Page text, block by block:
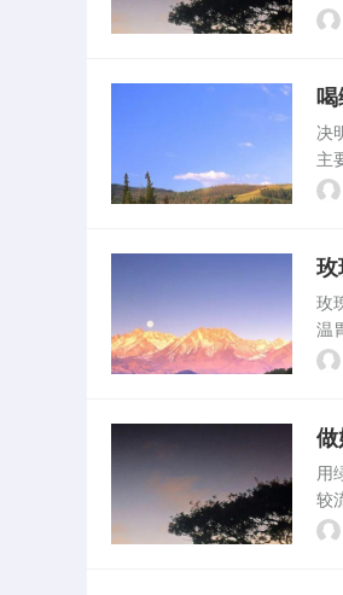
茶
喝
决
主
体
玫
玫
温
花
做
用
较
把